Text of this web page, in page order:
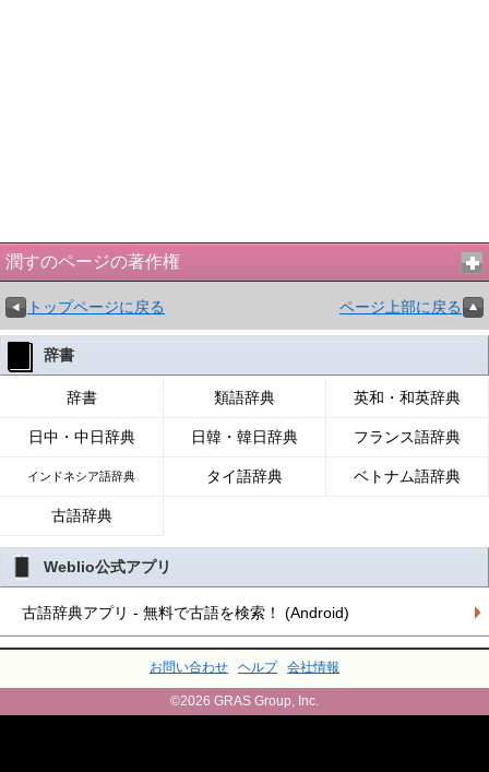
潤すのページの著作権
トップページに戻る ページ上部に戻る
辞書
辞書 類語辞典 英和・和英辞典
日中・中日辞典 日韓・韓日辞典 フランス語辞典
インドネシア語辞典 タイ語辞典 ベトナム語辞典
古語辞典
Weblio公式アプリ
古語辞典アプリ - 無料で古語を検索！ (Android)
お問い合わせ ヘルプ 会社情報
©2026 GRAS Group, Inc.